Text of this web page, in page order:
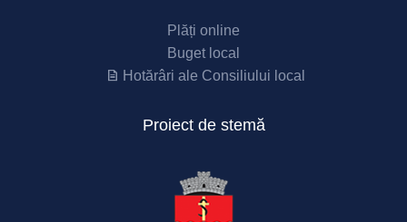
Plăți online
Buget local
Hotărâri ale Consiliului local
Proiect de stemă